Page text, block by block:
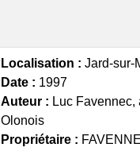
Localisation : Jard-sur-
Date : 1997
Auteur : Luc
Olonois
Propriétaire :